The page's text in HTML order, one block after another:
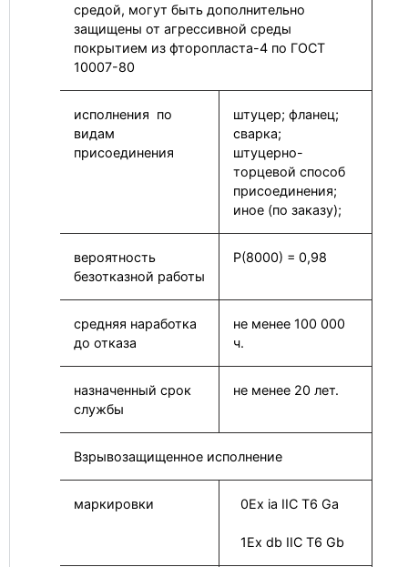
средой, могут быть дополнительно
защищены от агрессивной среды
покрытием из фторопласта-4 по ГОСТ
10007-80
исполнения по
видам
присоединения
штуцер; фланец;
сварка;
штуцерно-
торцевой способ
присоединения;
иное (по заказу);
вероятность
безотказной работы
Р(8000) = 0,98
средняя наработка
до отказа
не менее 100 000
ч.
назначенный срок
службы
не менее 20 лет.
Взрывозащищенное исполнение
маркировки 0Ex ia IIC T6 Ga
1Ex db IIC T6 Gb